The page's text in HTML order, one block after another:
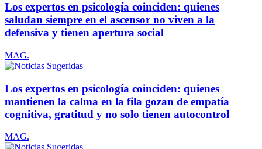
Los expertos en psicología coinciden: quienes
saludan siempre en el ascensor no viven a la
defensiva y tienen apertura social
MAG.
Los expertos en psicología coinciden: quienes
mantienen la calma en la fila gozan de empatía
cognitiva, gratitud y no solo tienen autocontrol
MAG.